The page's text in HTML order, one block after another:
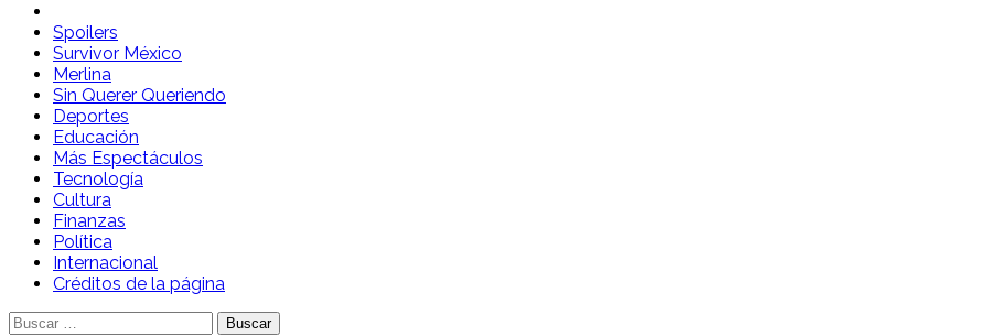
Spoilers Desde la Cuna
Sitio con información sobre series, película, reality shows y telenovelas
Spoilers
Survivor México
Merlina
Sin Querer Queriendo
Deportes
Educación
Más Espectáculos
Tecnología
Cultura
Finanzas
Política
Internacional
Créditos de la página
Buscar: